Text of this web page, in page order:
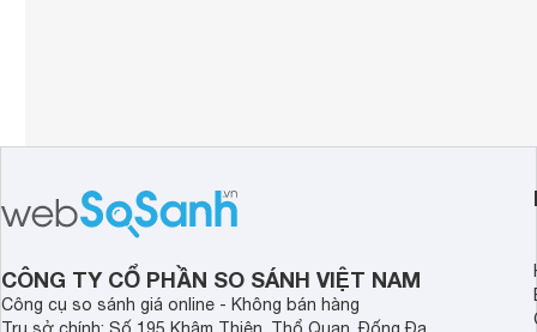
CÔNG TY CỔ PHẦN SO SÁNH VIỆT NAM
Công cụ so sánh giá online - Không bán hàng